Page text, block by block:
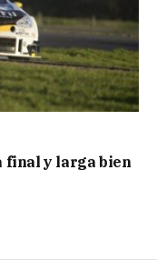
final y larga bien